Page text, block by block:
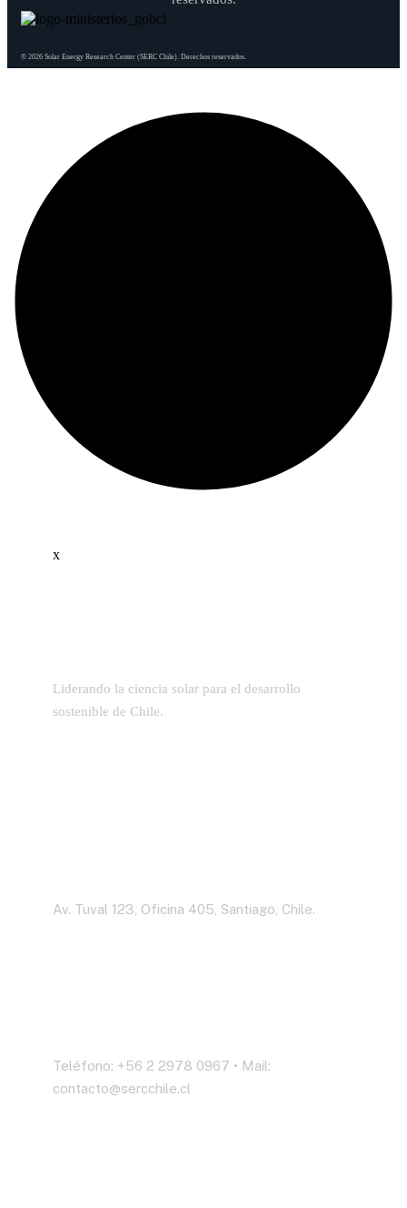
© 2026 Solar Energy Research Center (SERC Chile). Derechos reservados.
x
Liderando la ciencia solar para el desarrollo
sostenible de Chile.
Av. Tuval 123, Oficina 405, Santiago, Chile.
Teléfono: +56 2 2978 0967 • Mail:
contacto@sercchile.cl